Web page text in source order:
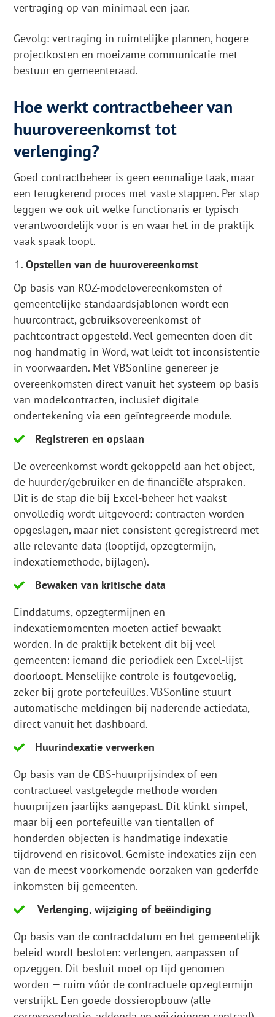
vertraging op van minimaal een jaar.
Gevolg: vertraging in ruimtelijke plannen, hogere
projectkosten en moeizame communicatie met
bestuur en gemeenteraad.
Hoe werkt contractbeheer van
huurovereenkomst tot
verlenging?
Goed contractbeheer is geen eenmalige taak, maar
een terugkerend proces met vaste stappen. Per stap
leggen we ook uit welke functionaris er typisch
verantwoordelijk voor is en waar het in de praktijk
vaak spaak loopt.
Opstellen van de huurovereenkomst
Op basis van ROZ-modelovereenkomsten of
gemeentelijke standaardsjablonen wordt een
huurcontract, gebruiksovereenkomst of
pachtcontract opgesteld. Veel gemeenten doen dit
nog handmatig in Word, wat leidt tot inconsistentie
in voorwaarden. Met VBSonline genereer je
overeenkomsten direct vanuit het systeem op basis
van modelcontracten, inclusief digitale
ondertekening via een geïntegreerde module.
Registreren en opslaan
De overeenkomst wordt gekoppeld aan het object,
de huurder/gebruiker en de financiële afspraken.
Dit is de stap die bij Excel-beheer het vaakst
onvolledig wordt uitgevoerd: contracten worden
opgeslagen, maar niet consistent geregistreerd met
alle relevante data (looptijd, opzegtermijn,
indexatiemethode, bijlagen).
Bewaken van kritische data
Einddatums, opzegtermijnen en
indexatiemomenten moeten actief bewaakt
worden. In de praktijk betekent dit bij veel
gemeenten: iemand die periodiek een Excel-lijst
doorloopt. Menselijke controle is foutgevoelig,
zeker bij grote portefeuilles. VBSonline stuurt
automatische meldingen bij naderende actiedata,
direct vanuit het dashboard.
Huurindexatie verwerken
Op basis van de CBS-huurprijsindex of een
contractueel vastgelegde methode worden
huurprijzen jaarlijks aangepast. Dit klinkt simpel,
maar bij een portefeuille van tientallen of
honderden objecten is handmatige indexatie
tijdrovend en risicovol. Gemiste indexaties zijn een
van de meest voorkomende oorzaken van gederfde
inkomsten bij gemeenten.
Verlenging, wijziging of beëindiging
Op basis van de contractdatum en het gemeentelijk
beleid wordt besloten: verlengen, aanpassen of
opzeggen. Dit besluit moet op tijd genomen
worden — ruim vóór de contractuele opzegtermijn
verstrijkt. Een goede dossieropbouw (alle